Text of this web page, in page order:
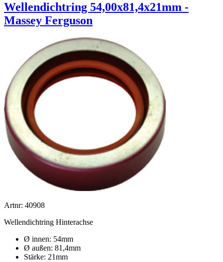
Wellendichtring 54,00x81,4x21mm -
Massey Ferguson
Artnr: 40908
Wellendichtring Hinterachse
Ø innen: 54mm
Ø außen: 81,4mm
Stärke: 21mm